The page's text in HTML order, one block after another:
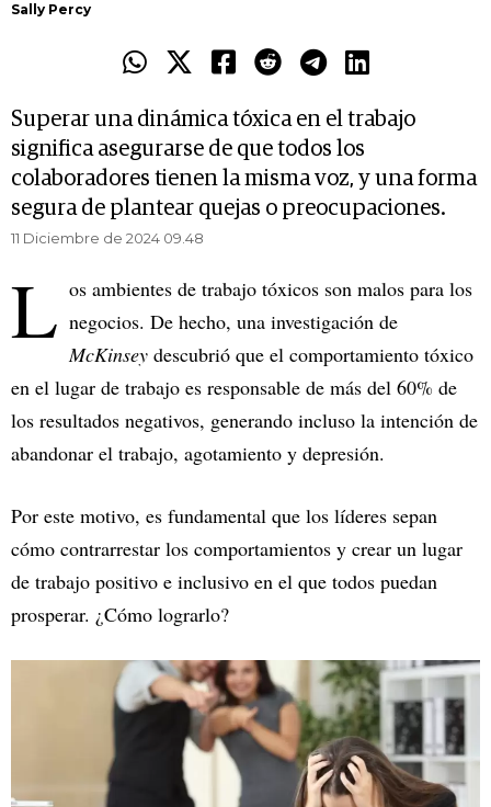
Sally Percy
Superar una dinámica tóxica en el trabajo
significa asegurarse de que todos los
colaboradores tienen la misma voz, y una forma
segura de plantear quejas o preocupaciones.
11 Diciembre de 2024 09.48
L os ambientes de trabajo tóxicos son malos para los
negocios. De hecho, una investigación de
McKinsey descubrió que el comportamiento tóxico
en el lugar de trabajo es responsable de más del 60% de
los resultados negativos, generando incluso la intención de
abandonar el trabajo, agotamiento y depresión.
Por este motivo, es fundamental que los líderes sepan
cómo contrarrestar los comportamientos y crear un lugar
de trabajo positivo e inclusivo en el que todos puedan
prosperar. ¿Cómo lograrlo?